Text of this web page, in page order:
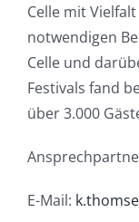
Celle mit
notwendigen
Celle und
Festivals fand
über 3.000
E-Mail: